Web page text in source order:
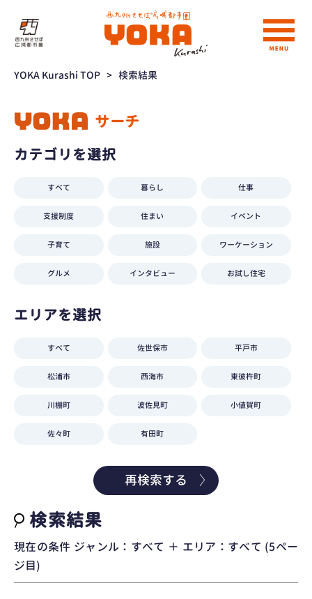
YOKA Kurashi TOP > 検索結果
サーチ
カテゴリを選択
すべて 暮らし 仕事
支援制度 住まい イベント
子育て 施設 ワーケーション
グルメ インタビュー お試し住宅
エリアを選択
すべて 佐世保市 平戸市
松浦市 西海市 東彼杵町
川棚町 波佐見町 小値賀町
佐々町 有田町
再検索する
検索結果
現在の条件 ジャンル：すべて ＋ エリア：すべて (5ペー
ジ目)